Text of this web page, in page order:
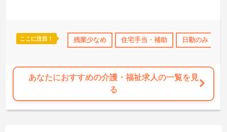
日勤のみ 年間休日110日以上 社会保険完備 交通費支給
ここに注目！ 残業少なめ 住宅手当・補助 日勤のみ
あなたにおすすめの介護・福祉求人の一覧を見
る